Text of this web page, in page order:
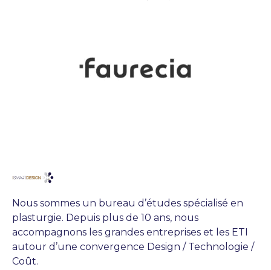
Nous sommes un bureau d’études spécialisé en
plasturgie. Depuis plus de 10 ans, nous
accompagnons les grandes entreprises et les ETI
autour d’une convergence Design / Technologie /
Coût.